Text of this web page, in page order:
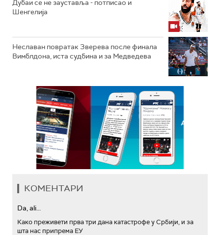
Дубаи се не зауставља - потписао и
Шенгелија
Неславан повратак Зверева после финала
Вимблдона, иста судбина и за Медведева
КОМЕНТАРИ
Da, ali...
Како преживети прва три дана катастрофе у Србији, и за
шта нас припрема ЕУ